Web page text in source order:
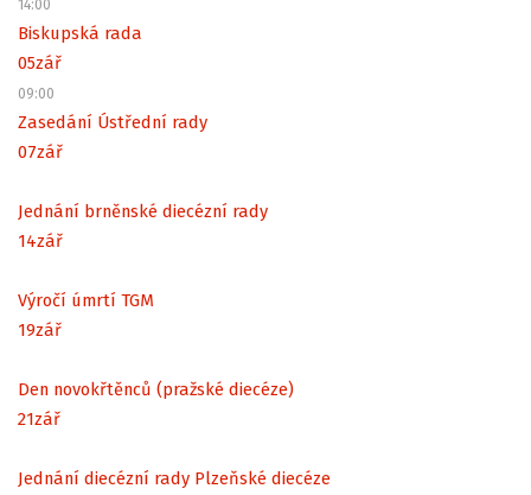
14:00
Biskupská rada
05zář
09:00
Zasedání Ústřední rady
07zář
Jednání brněnské diecézní rady
14zář
Výročí úmrtí TGM
19zář
Den novokřtěnců (pražské diecéze)
21zář
Jednání diecézní rady Plzeňské diecéze